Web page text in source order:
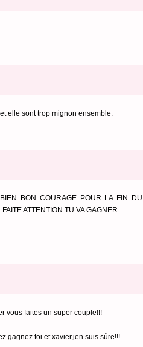
elle sont trop mignon ensemble.
BON COURAGE POUR LA FIN DU
ATTENTION.TU VA GAGNER .
vous faites un super couple!!!
gagnez toi et xavier,jen suis sûre!!!